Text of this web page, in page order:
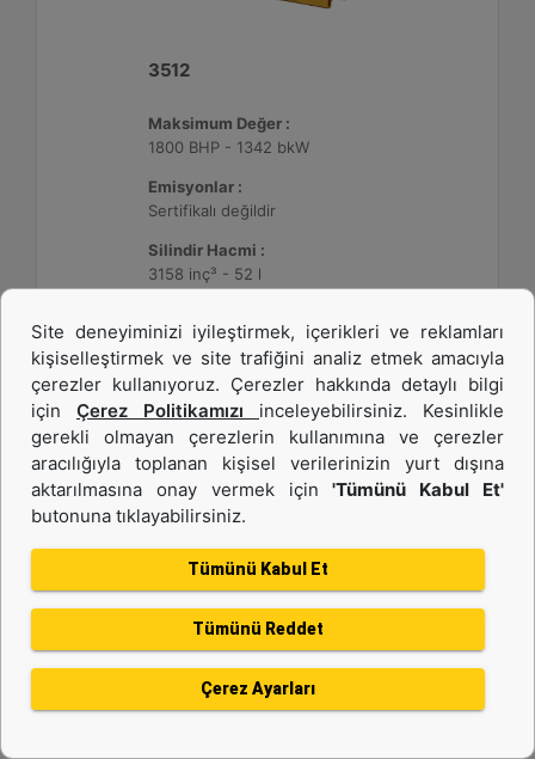
3512
Maksimum Değer :
1800 BHP - 1342 bkW
Emisyonlar :
Sertifikalı değildir
Silindir Hacmi :
3158 inç³ - 52 l
Detay Teklif Al
3512C HD
Site deneyiminizi iyileştirmek, içerikleri ve reklamları
kişiselleştirmek ve site trafiğini analiz etmek amacıyla
çerezler kullanıyoruz. Çerezler hakkında detaylı bilgi
için Çerez Politikamızı inceleyebilirsiniz. Kesinlikle
gerekli olmayan çerezlerin kullanımına ve çerezler
aracılığıyla toplanan kişisel verilerinizin yurt dışına
aktarılmasına onay vermek için'Tümünü Kabul Et'
butonuna tıklayabilirsiniz.
Tümünü Kabul Et
Tümünü Reddet
Çerez Ayarları